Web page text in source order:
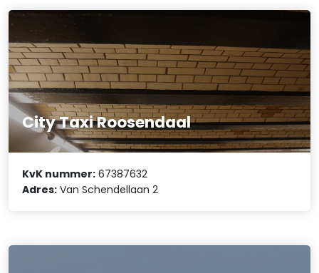
City Taxi Roosendaal
KvK nummer: 67387632
Adres: Van Schendellaan 2